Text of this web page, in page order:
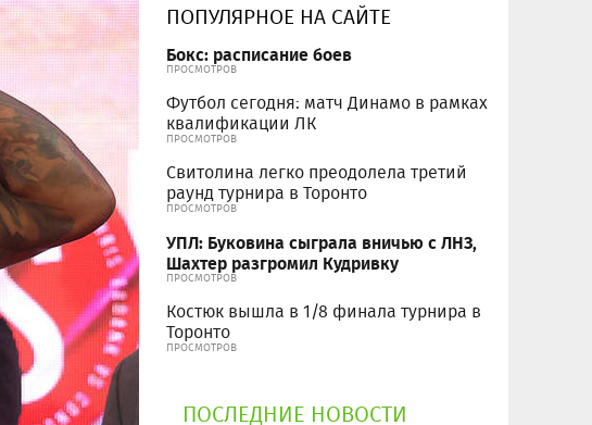
ПОПУЛЯРНОЕ НА САЙТЕ
Бокс: расписание боев
ПРОСМОТРОВ
Футбол сегодня: матч Динамо в рамках
квалификации ЛК
ПРОСМОТРОВ
Свитолина легко преодолела третий
раунд турнира в Торонто
ПРОСМОТРОВ
УПЛ: Буковина сыграла вничью с ЛНЗ,
Шахтер разгромил Кудривку
ПРОСМОТРОВ
Костюк вышла в 1/8 финала турнира в
Торонто
ПРОСМОТРОВ
ПОСЛЕДНИЕ НОВОСТИ